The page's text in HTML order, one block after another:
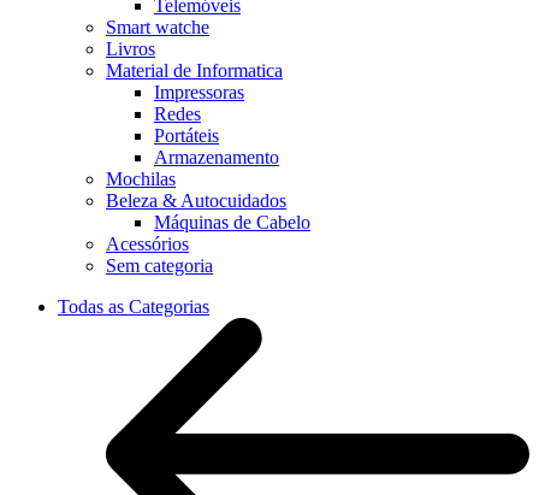
Telemóveis
Smart watche
Livros
Material de Informatica
Impressoras
Redes
Portáteis
Armazenamento
Mochilas
Beleza & Autocuidados
Máquinas de Cabelo
Acessórios
Sem categoria
Todas as Categorias